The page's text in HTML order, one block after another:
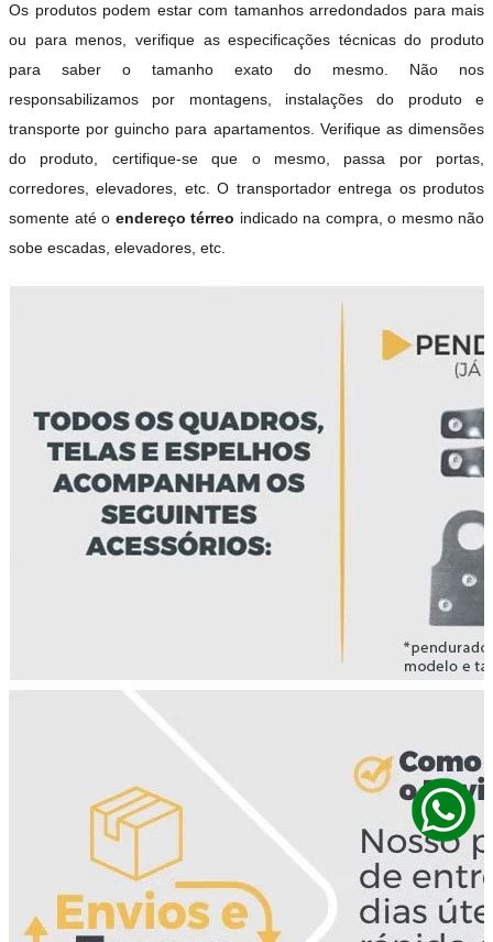
Os produtos podem estar com tamanhos arredondados para mais
ou para menos, verifique as especificações técnicas do produto
para saber o tamanho exato do mesmo. Não nos
responsabilizamos por montagens, instalações do produto e
transporte por guincho para apartamentos. Verifique as dimensões
do produto, certifique-se que o mesmo, passa por portas,
corredores, elevadores, etc. O transportador entrega os produtos
somente até o endereço térreo indicado na compra, o mesmo não
sobe escadas, elevadores, etc.